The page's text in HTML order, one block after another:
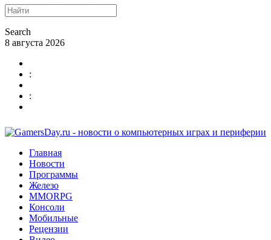
Search
8 августа 2026
:
:
Главная
Новости
Программы
Железо
MMORPG
Консоли
Мобильные
Рецензии